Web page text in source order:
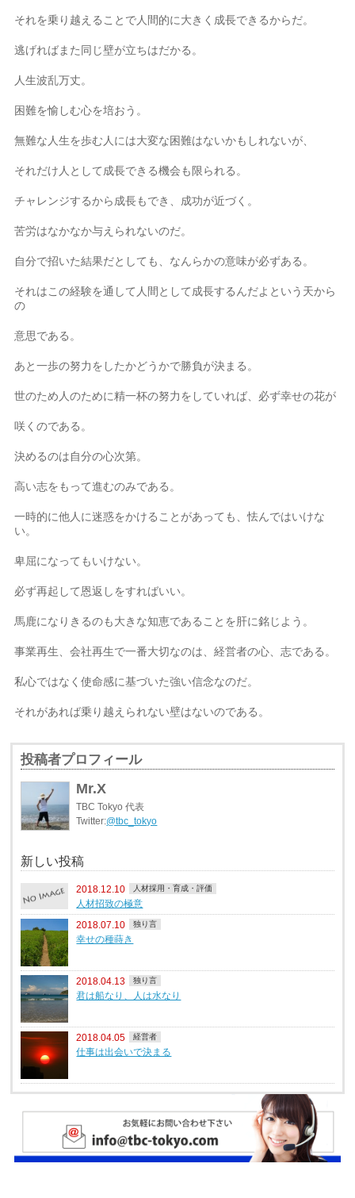
それを乗り越えることで人間的に大きく成長できるからだ。
逃げればまた同じ壁が立ちはだかる。
人生波乱万丈。
困難を愉しむ心を培おう。
無難な人生を歩む人には大変な困難はないかもしれないが、
それだけ人として成長できる機会も限られる。
チャレンジするから成長もでき、成功が近づく。
苦労はなかなか与えられないのだ。
自分で招いた結果だとしても、なんらかの意味が必ずある。
それはこの経験を通して人間として成長するんだよという天から
の
意思である。
あと一歩の努力をしたかどうかで勝負が決まる。
世のため人のために精一杯の努力をしていれば、必ず幸せの花が
咲くのである。
決めるのは自分の心次第。
高い志をもって進むのみである。
一時的に他人に迷惑をかけることがあっても、怯んではいけな
い。
卑屈になってもいけない。
必ず再起して恩返しをすればいい。
馬鹿になりきるのも大きな知恵であることを肝に銘じよう。
事業再生、会社再生で一番大切なのは、経営者の心、志である。
私心ではなく使命感に基づいた強い信念なのだ。
それがあれば乗り越えられない壁はないのである。
投稿者プロフィール
Mr.X
TBC Tokyo 代表
Twitter:@tbc_tokyo
新しい投稿
2018.12.10 人材採用・育成・評価
人材招致の極意
2018.07.10 独り言
幸せの種蒔き
2018.04.13 独り言
君は船なり、人は水なり
2018.04.05 経営者
仕事は出会いで決まる